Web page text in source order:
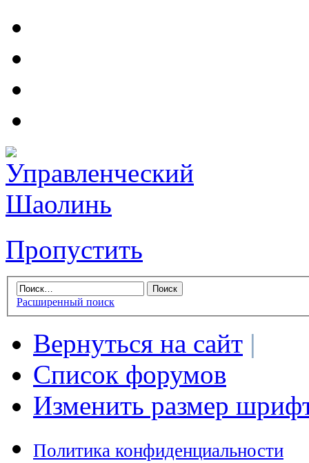
Пропустить
Расширенный поиск
Вернуться на сайт |
Список форумов
Изменить размер
Политика конфиденциальности